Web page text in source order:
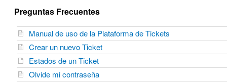
Preguntas Frecuentes
Manual de uso de la Plataforma de Tickets
Crear un nuevo Ticket
Estados de un Ticket
Olvide mi contraseña